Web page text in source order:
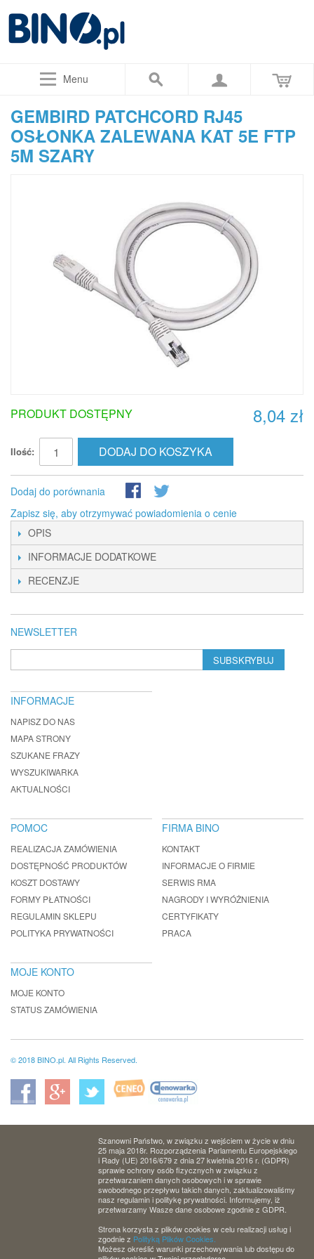
Menu
GEMBIRD PATCHCORD RJ45
OSŁONKA ZALEWANA KAT 5E FTP
5M SZARY
8,04 zł
PRODUKT DOSTĘPNY
Ilość: DODAJ DO KOSZYKA
Dodaj do porównania
Zapisz się, aby otrzymywać powiadomienia o cenie
OPIS
INFORMACJE DODATKOWE
RECENZJE
NEWSLETTER
SUBSKRYBUJ
INFORMACJE
NAPISZ DO NAS
MAPA STRONY
SZUKANE FRAZY
WYSZUKIWARKA
AKTUALNOŚCI
POMOC
REALIZACJA ZAMÓWIENIA
DOSTĘPNOŚĆ PRODUKTÓW
KOSZT DOSTAWY
FORMY PŁATNOŚCI
REGULAMIN SKLEPU
POLITYKA PRYWATNOŚCI
FIRMA BINO
KONTAKT
INFORMACJE O FIRMIE
SERWIS RMA
NAGRODY I WYRÓŻNIENIA
CERTYFIKATY
PRACA
MOJE KONTO
MOJE KONTO
STATUS ZAMÓWIENIA
© 2018 BINO.pl. All Rights Reserved.
Szanowni Państwo, w związku z wejściem w życie w dniu
25 maja 2018r. Rozporządzenia Parlamentu Europejskiego
i Rady (UE) 2016/679 z dnia 27 kwietnia 2016 r. (GDPR)
sprawie ochrony osób fizycznych w związku z
przetwarzaniem danych osobowych i w sprawie
swobodnego przepływu takich danych, zaktualizowaliśmy
nasz regulamin i politykę prywatności. Informujemy, iż
przetwarzamy Wasze dane osobowe zgodnie z GDPR.
Strona korzysta z plików cookies w celu realizacji usług i
zgodnie z Polityką Plików Cookies.
Możesz określić warunki przechowywania lub dostępu do